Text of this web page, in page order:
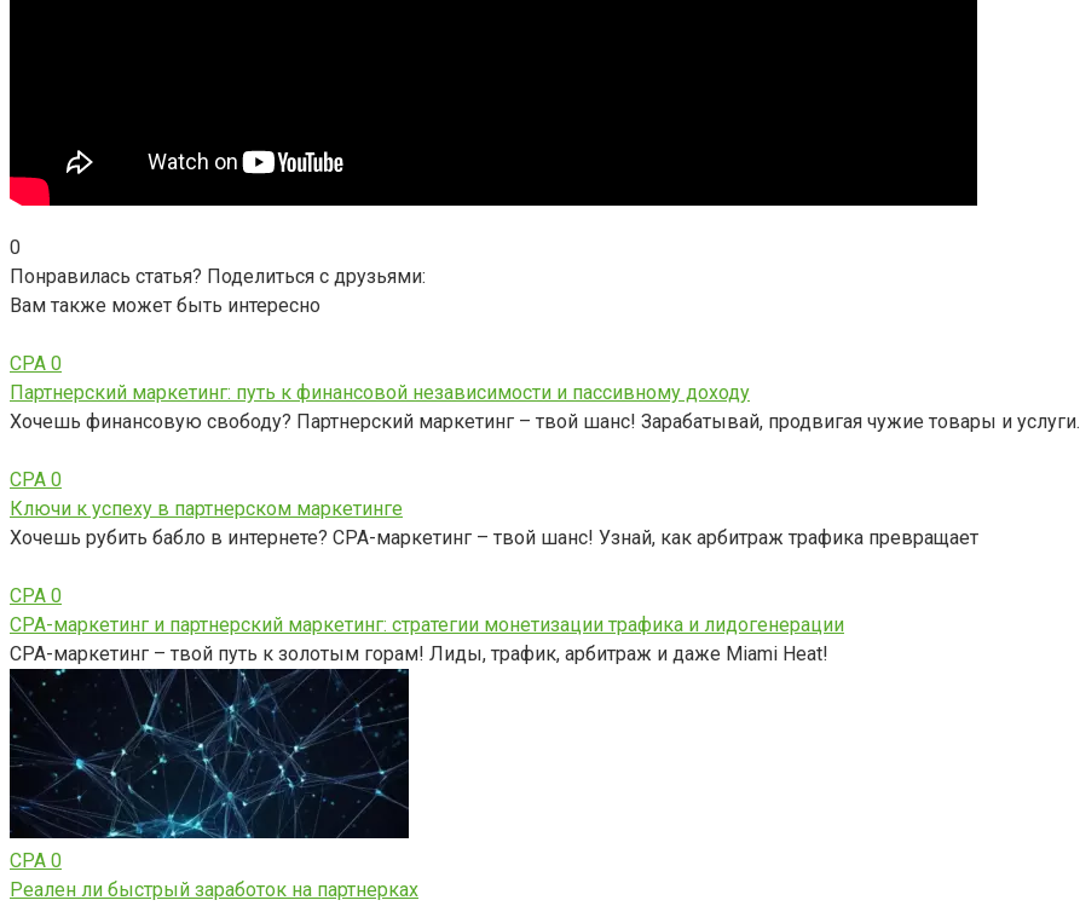
0
Понравилась статья? Поделиться с друзьями:
Вам также может быть интересно
CPA 0
Партнерский маркетинг: путь к финансовой независимости и пассивному доходу
Хочешь финансовую свободу? Партнерский маркетинг – твой шанс! Зарабатывай, продвигая чужие товары и услуги.
CPA 0
Ключи к успеху в партнерском маркетинге
Хочешь рубить бабло в интернете? CPA-маркетинг – твой шанс! Узнай, как арбитраж трафика превращает
CPA 0
CPA-маркетинг и партнерский маркетинг: стратегии монетизации трафика и лидогенерации
CPA-маркетинг – твой путь к золотым горам! Лиды, трафик, арбитраж и даже Miami Heat!
CPA 0
Реален ли быстрый заработок на партнерках